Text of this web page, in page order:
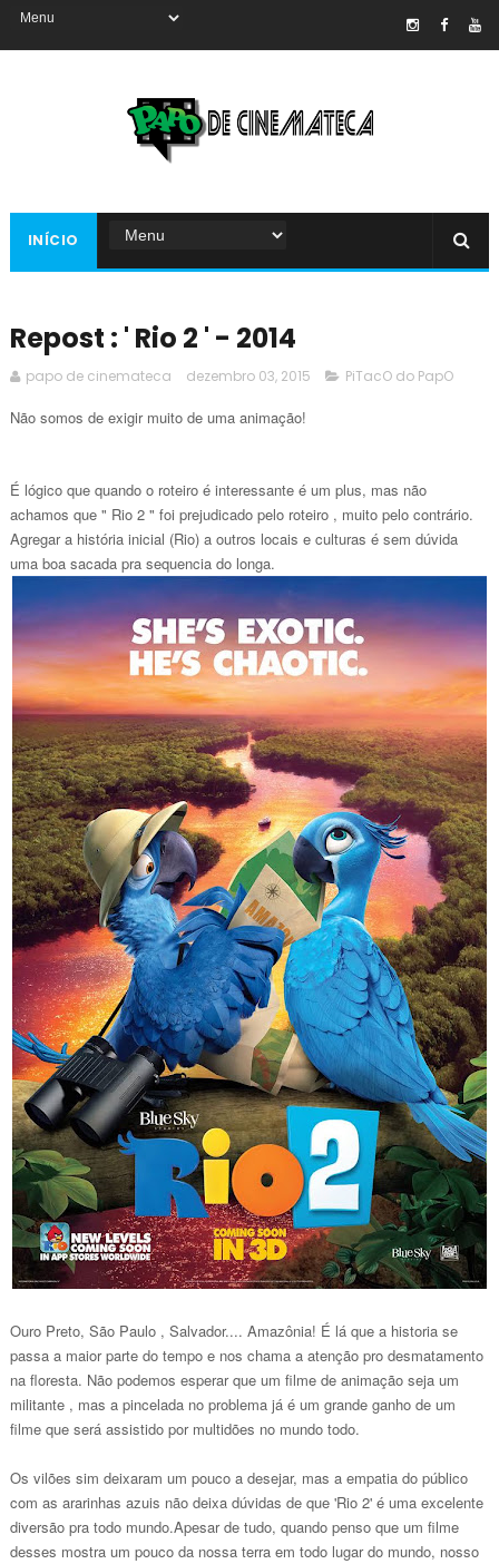
INÍCIO
Repost : ' Rio 2 ' - 2014
papo de cinemateca dezembro 03, 2015 PiTacO do PapO
Não somos de exigir muito de uma animação!
É lógico que quando o roteiro é interessante é um plus, mas não
achamos que " Rio 2 " foi prejudicado pelo roteiro , muito pelo contrário.
Agregar a história inicial (Rio) a outros locais e culturas é sem dúvida
uma boa sacada pra sequencia do longa.
Ouro Preto, São Paulo , Salvador.... Amazônia! É lá que a historia se
passa a maior parte do tempo e nos chama a atenção pro desmatamento
na floresta. Não podemos esperar que um filme de animação seja um
militante , mas a pincelada no problema já é um grande ganho de um
filme que será assistido por multidões no mundo todo.
Os vilões sim deixaram um pouco a desejar, mas a empatia do público
com as ararinhas azuis não deixa dúvidas de que 'Rio 2' é uma excelente
diversão pra todo mundo.Apesar de tudo, quando penso que um filme
desses mostra um pouco da nossa terra em todo lugar do mundo, nosso